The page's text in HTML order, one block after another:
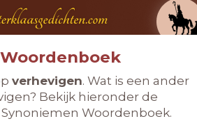
verhevigen. Wat is een ander
Bekijk hieronder de
Woordenboek.